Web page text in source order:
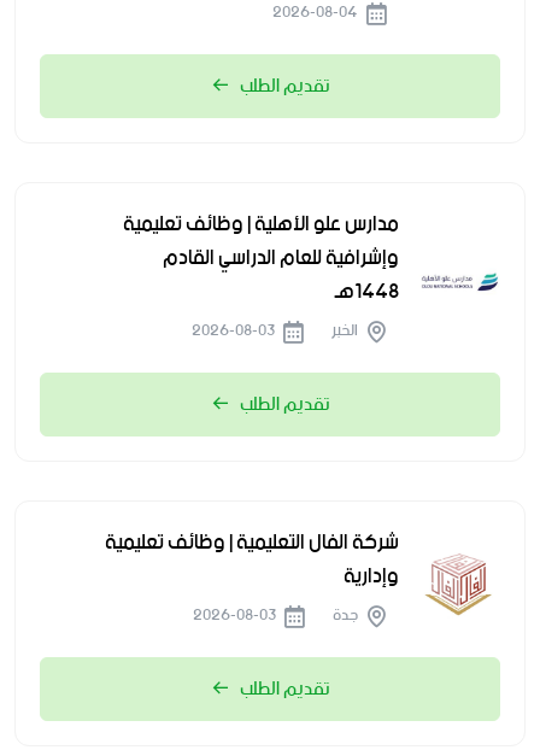
تقديم الطلب
مدارس علو الأهلية | وظائف تعليمية
وإشرافية للعام الدراسي القادم
1448هـ
الخبر
تقديم الطلب
شركة الفال التعليمية | وظائف تعليمية
وإدارية
جدة
تقديم الطلب